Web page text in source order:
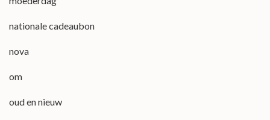
nationale cadeaubon
nova
om
oud en nieuw